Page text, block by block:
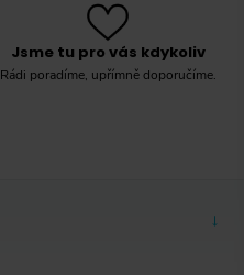
Jsme tu pro vás kdykoliv
Rádi poradíme, upřímně doporučíme.
→